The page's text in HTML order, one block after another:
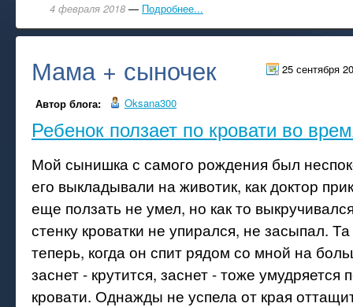
4 февраля 2018 — Подробнее...
25 сентября
Мама + сыночек
Автор блога: Oksana300
Ребенок ползает по кровати во
Мой сынишка с самого рождения был
его выкладывали на животик, как доктор
еще ползать не умел, но как то
стенку кроватки не упирался, не засыпал.
теперь, когда он спит рядом со мной на
заснет - крутится, заснет - тоже умудряется
кровати. Однажды не успела от края